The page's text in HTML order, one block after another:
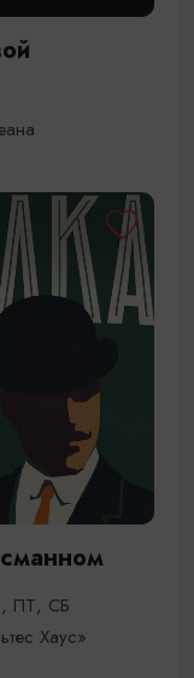
ПТ, СБ
Хаус»